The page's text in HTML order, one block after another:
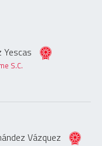
Yescas
S.C.
Vázquez